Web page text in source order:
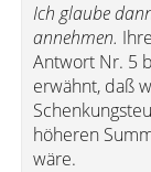
Ich glaube
annehmen.
Antwort Nr. 5
erwähnt, daß
höheren
wäre.